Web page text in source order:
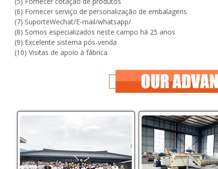
(6) Fornecer serviço de personalização de embalagens
(7) SuporteWechat/E-mail/whatsapp/
(8) Somos especializados neste campo há 25 anos
(9) Excelente sistema pós-venda
(10) Visitas de apoio à fábrica